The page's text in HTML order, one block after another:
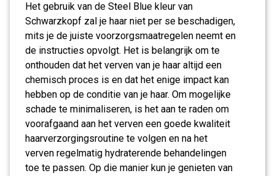
Het gebruik van de Steel Blue kleur van
Schwarzkopf zal je haar niet per se beschadigen,
mits je de juiste voorzorgsmaatregelen neemt en
de instructies opvolgt. Het is belangrijk om te
onthouden dat het verven van je haar altijd een
chemisch proces is en dat het enige impact kan
hebben op de conditie van je haar. Om mogelijke
schade te minimaliseren, is het aan te raden om
voorafgaand aan het verven een goede kwaliteit
haarverzorgingsroutine te volgen en na het
verven regelmatig hydraterende behandelingen
toe te passen. Op die manier kun je genieten van